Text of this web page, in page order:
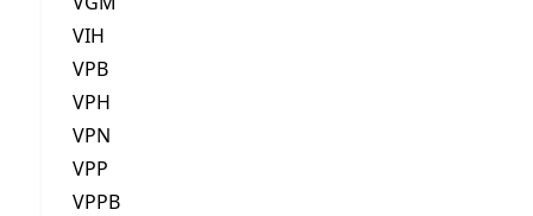
VIH
VPB
VPH
VPN
VPP
VPPB